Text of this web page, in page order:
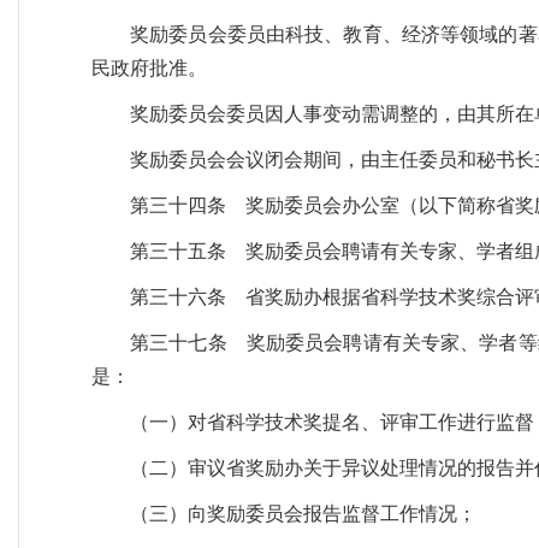
奖励委员会委员由科技、教育、经济等领域的
民政府批准。
奖励委员会委员因人事变动需调整的，由其所
奖励委员会会议闭会期间，由主任委员和秘书
第三十四条 奖励委员会办公室（以下简称省奖
第三十五条 奖励委员会聘请有关专家、学者组
第三十六条 省奖励办根据省科学技术奖综合评
第三十七条 奖励委员会聘请有关专家、学者
是：
（一）对省科学技术奖提名、评审工作进行监督
（二）审议省奖励办关于异议处理情况的报告
（三）向奖励委员会报告监督工作情况；